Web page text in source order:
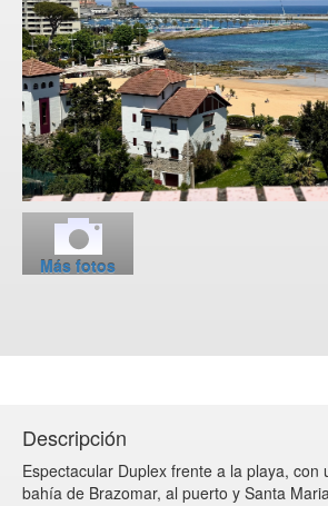
Más fotos
Descripción
Espectacular Duplex frente a la playa,
bahía de Brazomar, al puerto y Santa